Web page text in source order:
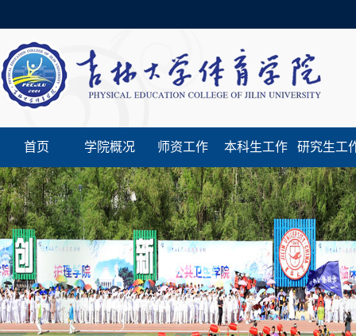
首页 学院概况 师资工作 本科生工作 研究生工